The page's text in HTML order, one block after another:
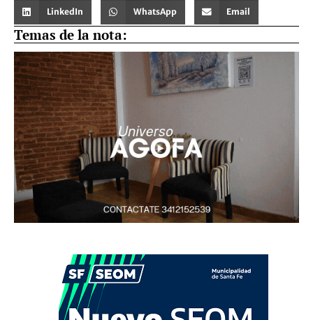
LinkedIn WhatsApp Email
Temas de la nota: